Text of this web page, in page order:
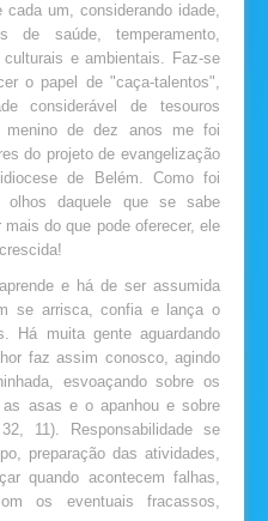
um, considerando idade,
de saúde, temperamento,
e ambientais. Faz-se
o papel de "caça-talentos",
considerável de tesouros
menino de dez anos me foi
do projeto de evangelização
de Belém. Como foi
daquele que se sabe
do que pode oferecer, ele
e há de ser assumida
se arrisca, confia e lança o
Há muita gente aguardando
faz assim conosco, agindo
esvoaçando sobre os
asas e o apanhou e sobre
11). Responsabilidade se
preparação das atividades,
quando acontecem falhas,
os eventuais fracassos,